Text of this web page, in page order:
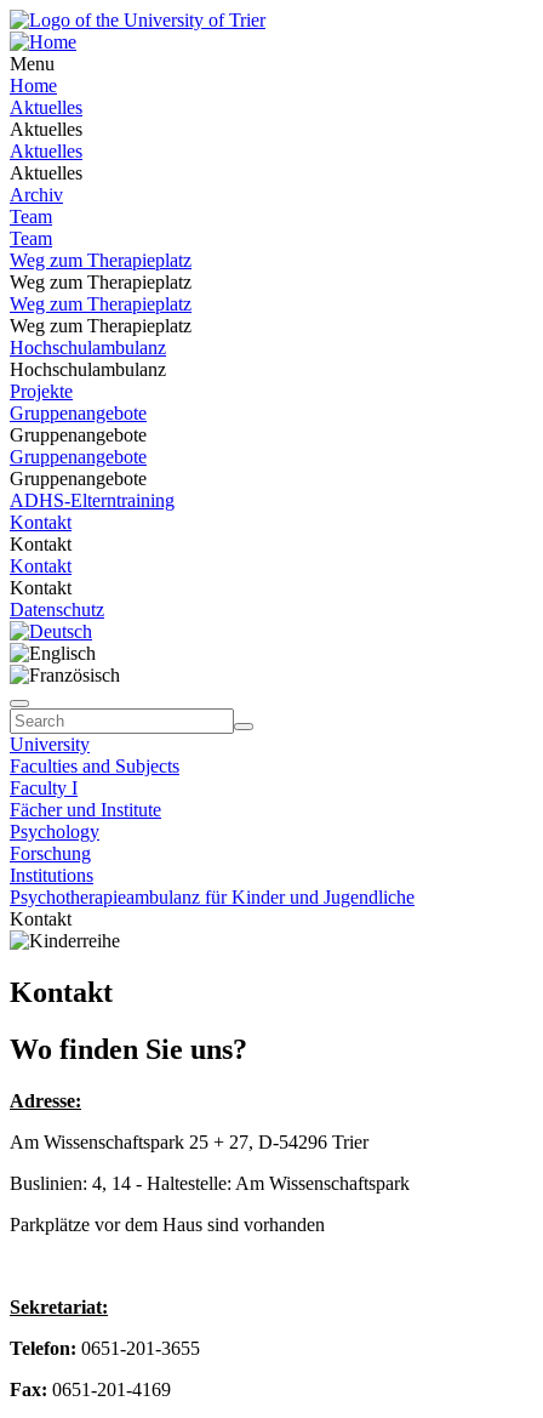
Menu
Home
Aktuelles
Aktuelles
Aktuelles
Aktuelles
Archiv
Team
Team
Weg zum Therapieplatz
Weg zum Therapieplatz
Weg zum Therapieplatz
Weg zum Therapieplatz
Hochschulambulanz
Hochschulambulanz
Projekte
Gruppenangebote
Gruppenangebote
Gruppenangebote
Gruppenangebote
ADHS-Elterntraining
Kontakt
Kontakt
Kontakt
Kontakt
Datenschutz
University
Faculties and Subjects
Faculty I
Fächer und Institute
Psychology
Forschung
Institutions
Psychotherapieambulanz für Kinder und Jugendliche
Kontakt
Kontakt
Wo finden Sie uns?
Adresse:
Am Wissenschaftspark 25 + 27, D-54296 Trier
Buslinien: 4, 14 - Haltestelle: Am Wissenschaftspark
Parkplätze vor dem Haus sind vorhanden
Sekretariat:
Telefon: 0651-201-3655
Fax: 0651-201-4169